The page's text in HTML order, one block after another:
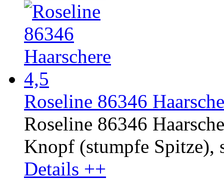
Roseline 86346
Roseline 86346
Knopf (stumpfe Spitze),
Details ++